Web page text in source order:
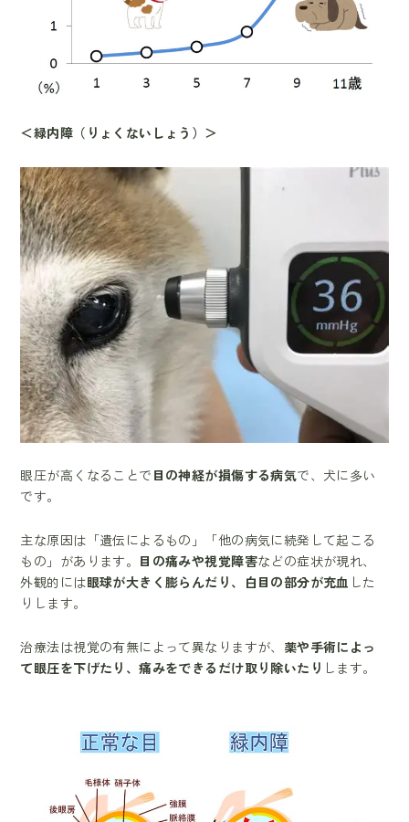
＜緑内障（りょくないしょう）＞
眼圧が高くなることで 目の神経が損傷する病気で、犬に多い
です。
主な原因は「遺伝によるもの」「他の病気に続発して起こる
もの」があります。
目の痛みや視覚障害などの症状が現れ、
外観的には眼球が大きく膨らんだり、白目の部分が充血 した
りします。
治療法は視覚の有無によって異なりますが、 薬や手術によっ
て眼圧を下げたり、痛みをできるだけ取り除いたり します。